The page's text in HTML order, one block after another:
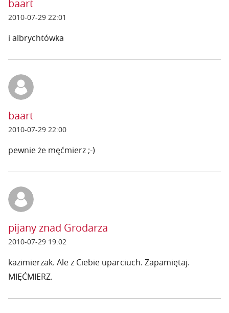
baart
2010-07-29 22:01
i albrychtówka
baart
2010-07-29 22:00
pewnie że męćmierz ;-)
pijany znad Grodarza
2010-07-29 19:02
kazimierzak. Ale z Ciebie uparciuch. Zapamiętaj.
MIĘĆMIERZ.